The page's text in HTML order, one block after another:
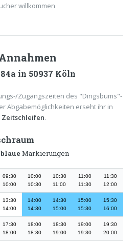
willkommen
in 50937 Köln
Zugangszeiten des "Dingsbums"-
Abgabemöglichkeiten erseht ihr in
.
blaue Markierungen
09:30
10:00
10:00
10:30
10:30
11:00
11:00
11:30
11:30
12:00
13:30
14:00
14:00
14:30
14:30
15:00
15:00
15:30
15:30
16:00
17:30
18:00
18:00
18:30
18:30
19:00
19:00
19:30
19:30
20:00